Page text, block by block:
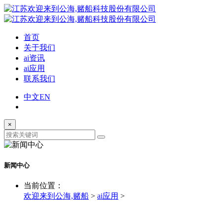
首页
关于我们
ai资讯
ai应用
联系我们
中文EN
×
新闻中心
当前位置：
欢迎来到公海,赌船 > ai应用 >